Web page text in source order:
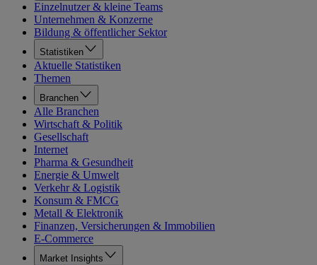
Einzelnutzer & kleine Teams
Unternehmen & Konzerne
Bildung & öffentlicher Sektor
Statistiken
Aktuelle Statistiken
Themen
Branchen
Alle Branchen
Wirtschaft & Politik
Gesellschaft
Internet
Pharma & Gesundheit
Energie & Umwelt
Verkehr & Logistik
Konsum & FMCG
Metall & Elektronik
Finanzen, Versicherungen & Immobilien
E-Commerce
Market Insights